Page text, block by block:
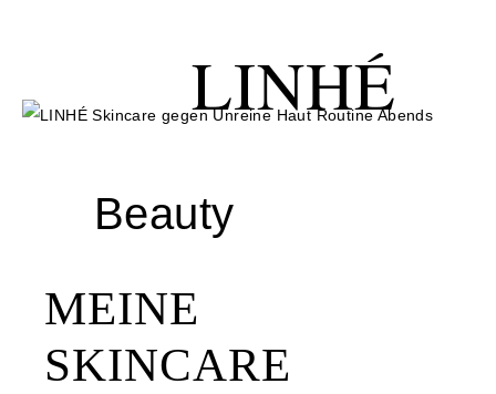
content
navigation
LINHÉ
Beauty
MEINE
SKINCARE